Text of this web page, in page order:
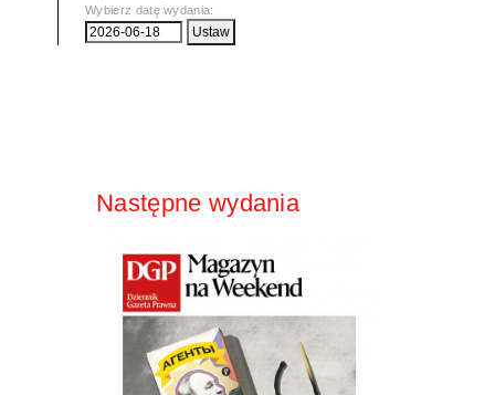
Wybierz datę wydania:
Następne wydania